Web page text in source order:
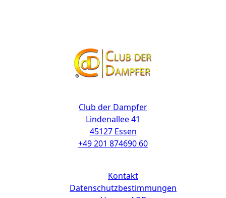
Club der Dampfer
Lindenallee 41
45127 Essen
+49 201 874690 60
Kontakt
Datenschutzbestimmungen